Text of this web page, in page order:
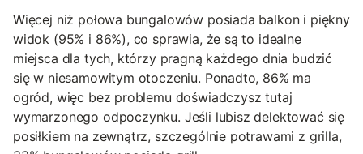
Więcej niż połowa bungalowów posiada balkon i piękny
widok (95% i 86%), co sprawia, że są to idealne
miejsca dla tych, którzy pragną każdego dnia budzić
się w niesamowitym otoczeniu. Ponadto, 86% ma
ogród, więc bez problemu doświadczysz tutaj
wymarzonego odpoczynku. Jeśli lubisz delektować się
posiłkiem na zewnątrz, szczególnie potrawami z grilla,